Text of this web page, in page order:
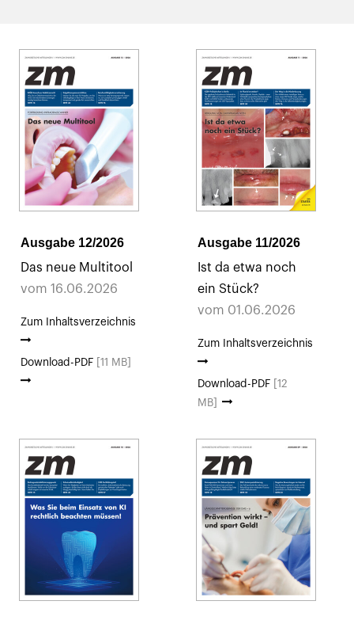
Ausgabe 12/2026
Das neue Multitool
vom 16.06.2026
Zum Inhaltsverzeichnis
Download-PDF [11 MB]
Ausgabe 11/2026
Ist da etwa noch
ein Stück?
vom 01.06.2026
Zum Inhaltsverzeichnis
Download-PDF
[12
MB]